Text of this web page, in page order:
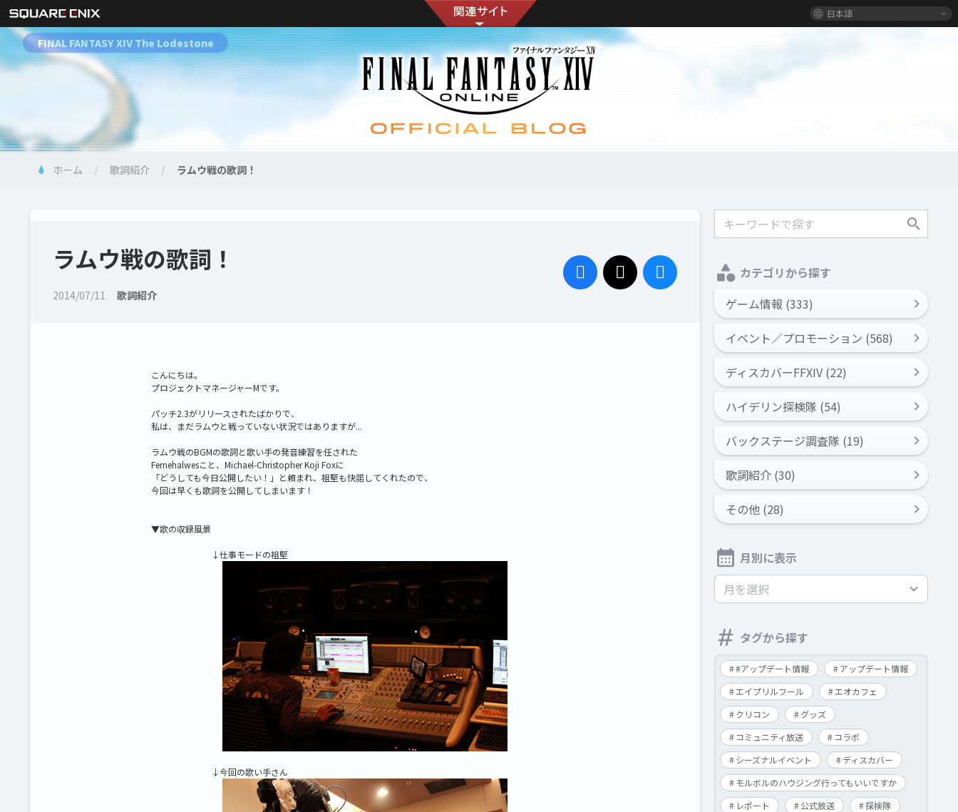
日本語
FINAL FANTASY XIV The Lodestone
ホーム 歌詞紹介 ラムウ戦の歌詞！
ラムウ戦の歌詞！
2014/07/11 歌詞紹介
こんにちは。
プロジェクトマネージャーMです。
パッチ2.3がリリースされたばかりで、
私は、まだラムウと戦っていない状況ではありますが...
ラムウ戦のBGMの歌詞と歌い手の発音練習を任された
Fernehalwesこと、Michael-Christopher Koji Foxに
「どうしても今日公開したい！」と頼まれ、祖堅も快諾してくれたので、
今回は早くも歌詞を公開してしまいます！
▼歌の収録風景
↓仕事モードの祖堅
↓今回の歌い手さん
カテゴリから探す
ゲーム情報 (333)
イベント／プロモーション (568)
ディスカバーFFXIV (22)
ハイデリン探検隊 (54)
バックステージ調査隊 (19)
歌詞紹介 (30)
その他 (28)
月別に表示
月を選択
タグから探す
#アップデート情報
アップデート情報
エイプリルフール
エオカフェ
クリコン
グッズ
コミュニティ放送
コラボ
シーズナルイベント
ディスカバー
モルボルのハウジング行ってもいいですか
レポート
公式放送
探検隊